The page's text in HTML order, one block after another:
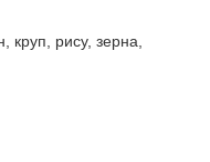
круп, рису, зерна,